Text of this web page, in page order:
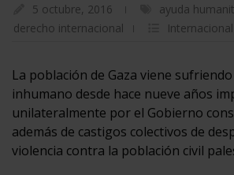
5 octubre, 2016 ayuda
derecho internacional
Internacional
La población de Gaza viene
inhumano desde hace nueve años
unilateralmente por el Gobierno
además de castigos colectivos de
violencia contra la población civil